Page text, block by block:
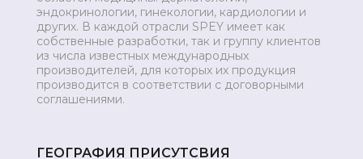
МОНГОЛИЯ
эндокринологии, гинекологии, кардиологии и
других. В каждой отрасли SPEY имеет как
собственные разработки, так и группу клиентов
из числа известных международных
производителей, для которых их продукция
производится в соответствии с договорными
соглашениями.
ГЕОГРАФИЯ ПРИСУТСВИЯ